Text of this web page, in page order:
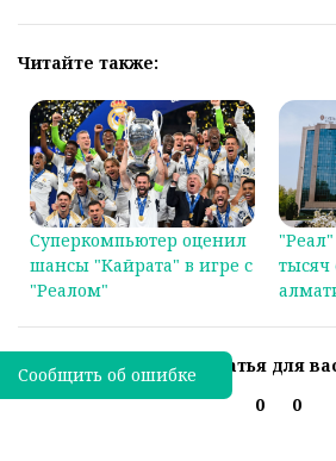
Читайте также:
Суперкомпьютер оценил
шансы "Кайрата" в игре с
"Реалом"
тысяч
Была ли эта статья для
0
0
Сообщить об ошибке